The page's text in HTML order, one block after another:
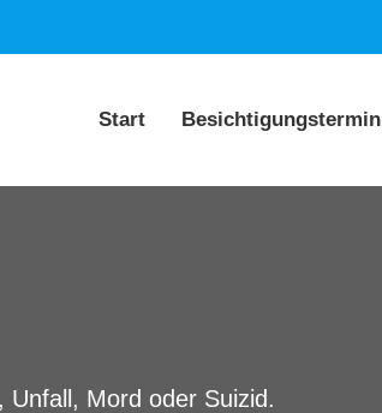
Start Besichtigungstermin
Unfall, Mord oder Suizid.